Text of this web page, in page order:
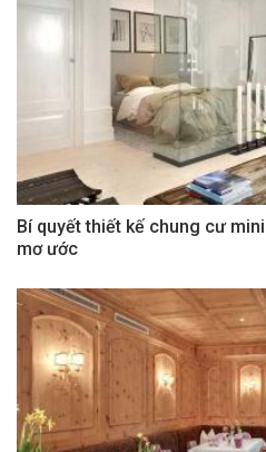
Bí quyết thiết kế chung cư
mơ ước